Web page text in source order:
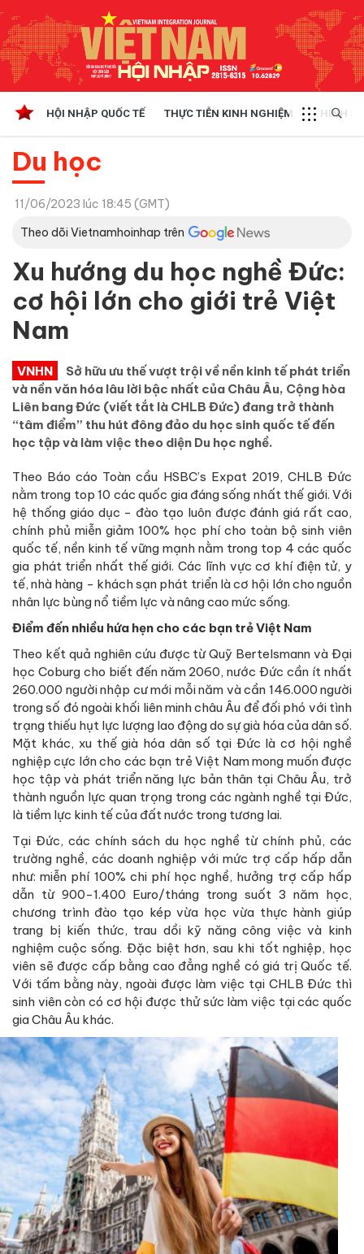
HỘI NHẬP QUỐC TẾ THỰC TIỄN KINH NGHIỆM CHÍNH
Du học
11/06/2023 lúc 18:45 (GMT)
Theo dõi Vietnamhoinhap trên
Xu hướng du học nghề Đức:
cơ hội lớn cho giới trẻ Việt
Nam
VNHN
Sở hữu ưu thế vượt trội về nền kinh tế phát triển
và nền văn hóa lâu lời bậc nhất của Châu Âu, Cộng hòa
Liên bang Đức (viết tắt là CHLB Đức) đang trở thành
“tâm điểm” thu hút đông đảo du học sinh quốc tế đến
học tập và làm việc theo diện Du học nghề.
Theo Báo cáo Toàn cầu HSBC’s Expat 2019, CHLB Đức
nằm trong top 10 các quốc gia đáng sống nhất thế giới. Với
hệ thống giáo dục - đào tạo luôn được đánh giá rất cao,
chính phủ miễn giảm 100% học phí cho toàn bộ sinh viên
quốc tế, nền kinh tế vững mạnh nằm trong top 4 các quốc
gia phát triển nhất thế giới. Các lĩnh vực cơ khí điện tử, y
tế, nhà hàng - khách sạn phát triển là cơ hội lớn cho nguồn
nhân lực bùng nổ tiềm lực và nâng cao mức sống.
Điểm đến nhiều hứa hẹn cho các bạn trẻ Việt Nam
Theo kết quả nghiên cứu được từ Quỹ Bertelsmann và Đại
học Coburg cho biết đến năm 2060, nước Đức cần ít nhất
260.000 người nhập cư mới mỗi năm và cần 146.000 người
trong số đó ngoài khối liên minh châu Âu để đối phó với tình
trạng thiếu hụt lực lượng lao động do sự già hóa của dân số.
Mặt khác, xu thế già hóa dân số tại Đức là cơ hội nghề
nghiệp cực lớn cho các bạn trẻ Việt Nam mong muốn được
học tập và phát triển năng lực bản thân tại Châu Âu, trở
thành nguồn lực quan trọng trong các ngành nghề tại Đức,
là tiềm lực kinh tế của đất nước trong tương lai.
Tại Đức, các chính sách du học nghề từ chính phủ, các
trường nghề, các doanh nghiệp với mức trợ cấp hấp dẫn
như: miễn phí 100% chi phí học nghề, hưởng trợ cấp hấp
dẫn từ 900-1.400 Euro/tháng trong suốt 3 năm học,
chương trình đào tạo kép vừa học vừa thực hành giúp
trang bị kiến thức, trau dồi kỹ năng công việc và kinh
nghiệm cuộc sống. Đặc biệt hơn, sau khi tốt nghiệp, học
viên sẽ được cấp bằng cao đẳng nghề có giá trị Quốc tế.
Với tấm bằng này, ngoài được làm việc tại CHLB Đức thì
sinh viên còn có cơ hội được thử sức làm việc tại các quốc
gia Châu Âu khác.